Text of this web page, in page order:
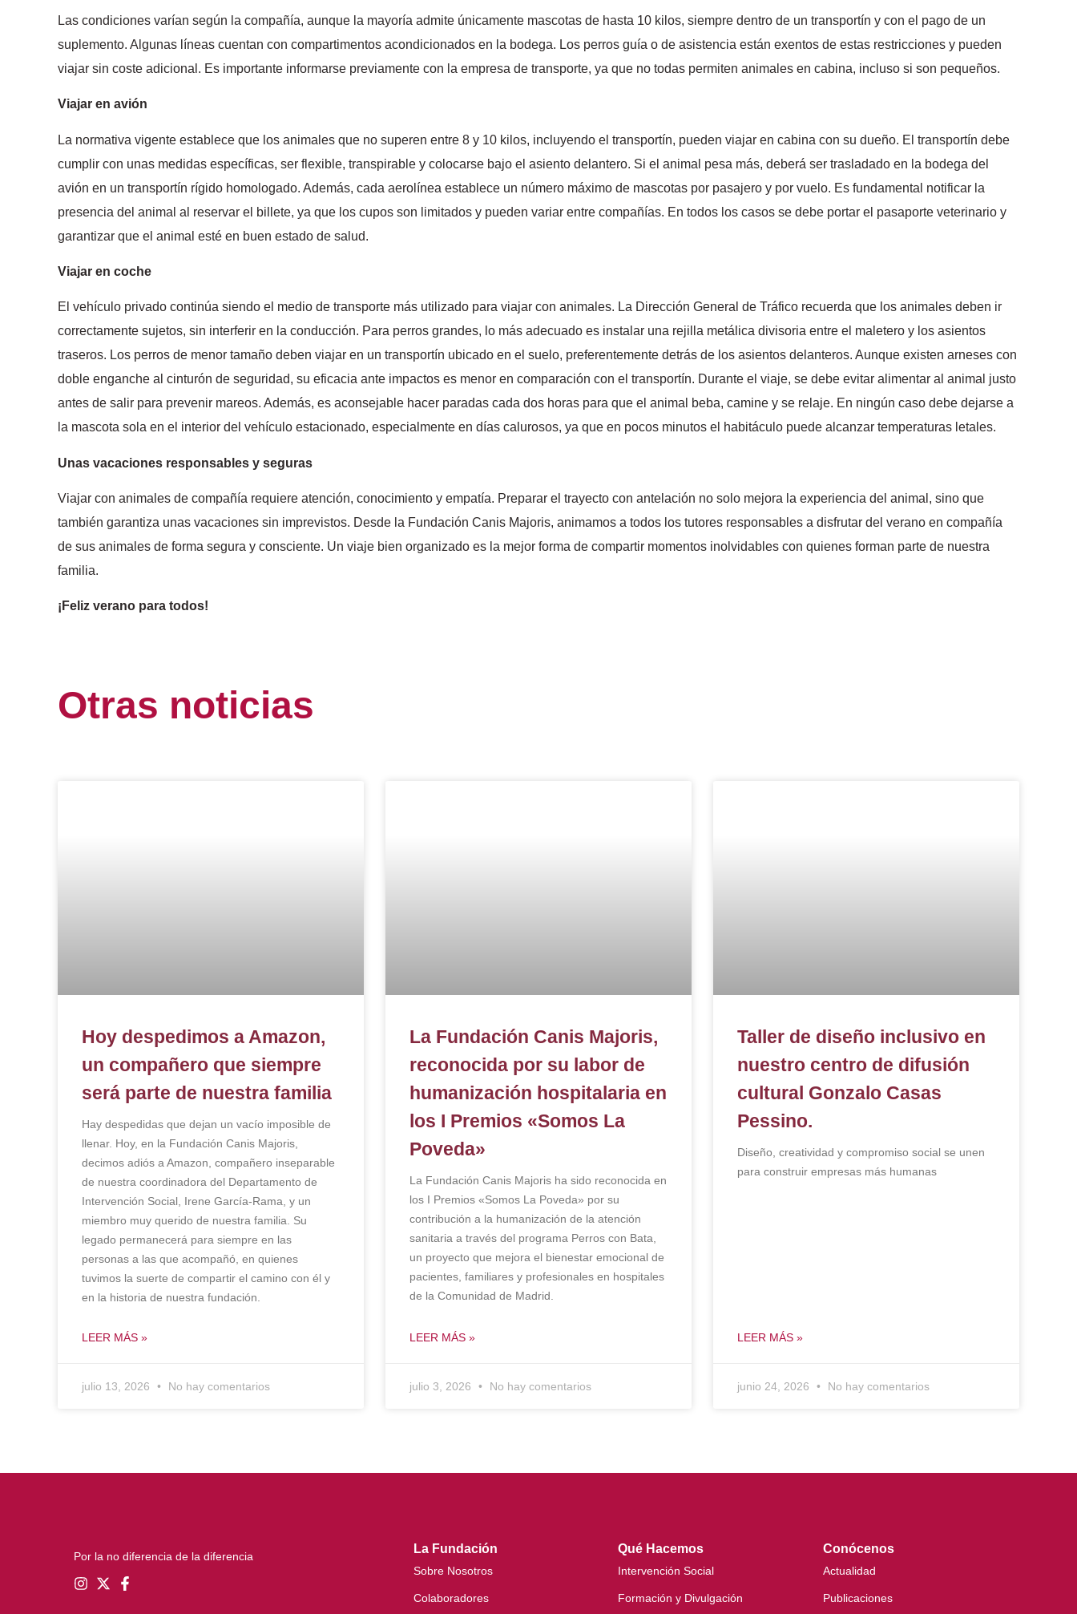
Las condiciones varían según la compañía, aunque la mayoría admite únicamente mascotas de hasta 10 kilos, siempre dentro de un transportín y con el pago de un
suplemento. Algunas líneas cuentan con compartimentos acondicionados en la bodega. Los perros guía o de asistencia están exentos de estas restricciones y pueden
viajar sin coste adicional. Es importante informarse previamente con la empresa de transporte, ya que no todas permiten animales en cabina, incluso si son pequeños.
Viajar en avión
La normativa vigente establece que los animales que no superen entre 8 y 10 kilos, incluyendo el transportín, pueden viajar en cabina con su dueño. El transportín debe
cumplir con unas medidas específicas, ser flexible, transpirable y colocarse bajo el asiento delantero. Si el animal pesa más, deberá ser trasladado en la bodega del
avión en un transportín rígido homologado. Además, cada aerolínea establece un número máximo de mascotas por pasajero y por vuelo. Es fundamental notificar la
presencia del animal al reservar el billete, ya que los cupos son limitados y pueden variar entre compañías. En todos los casos se debe portar el pasaporte veterinario y
garantizar que el animal esté en buen estado de salud.
Viajar en coche
El vehículo privado continúa siendo el medio de transporte más utilizado para viajar con animales. La Dirección General de Tráfico recuerda que los animales deben ir
correctamente sujetos, sin interferir en la conducción. Para perros grandes, lo más adecuado es instalar una rejilla metálica divisoria entre el maletero y los asientos
traseros. Los perros de menor tamaño deben viajar en un transportín ubicado en el suelo, preferentemente detrás de los asientos delanteros. Aunque existen arneses con
doble enganche al cinturón de seguridad, su eficacia ante impactos es menor en comparación con el transportín. Durante el viaje, se debe evitar alimentar al animal justo
antes de salir para prevenir mareos. Además, es aconsejable hacer paradas cada dos horas para que el animal beba, camine y se relaje. En ningún caso debe dejarse a
la mascota sola en el interior del vehículo estacionado, especialmente en días calurosos, ya que en pocos minutos el habitáculo puede alcanzar temperaturas letales.
Unas vacaciones responsables y seguras
Viajar con animales de compañía requiere atención, conocimiento y empatía. Preparar el trayecto con antelación no solo mejora la experiencia del animal, sino que
también garantiza unas vacaciones sin imprevistos. Desde la Fundación Canis Majoris, animamos a todos los tutores responsables a disfrutar del verano en compañía
de sus animales de forma segura y consciente. Un viaje bien organizado es la mejor forma de compartir momentos inolvidables con quienes forman parte de nuestra
familia.
¡Feliz verano para todos!
Otras noticias
Hoy despedimos a Amazon,
un compañero que siempre
será parte de nuestra familia
Hay despedidas que dejan un vacío imposible de
llenar. Hoy, en la Fundación Canis Majoris,
decimos adiós a Amazon, compañero inseparable
de nuestra coordinadora del Departamento de
Intervención Social, Irene García-Rama, y un
miembro muy querido de nuestra familia. Su
legado permanecerá para siempre en las
personas a las que acompañó, en quienes
tuvimos la suerte de compartir el camino con él y
en la historia de nuestra fundación.
LEER MÁS »
julio 13, 2026 No hay comentarios
La Fundación Canis Majoris,
reconocida por su labor de
humanización hospitalaria en
los I Premios «Somos La
Poveda»
La Fundación Canis Majoris ha sido reconocida en
los I Premios «Somos La Poveda» por su
contribución a la humanización de la atención
sanitaria a través del programa Perros con Bata,
un proyecto que mejora el bienestar emocional de
pacientes, familiares y profesionales en hospitales
de la Comunidad de Madrid.
LEER MÁS »
julio 3, 2026 No hay comentarios
Taller de diseño inclusivo en
nuestro centro de difusión
cultural Gonzalo Casas
Pessino.
Diseño, creatividad y compromiso social se unen
para construir empresas más humanas
LEER MÁS »
junio 24, 2026 No hay comentarios
Por la no diferencia de la diferencia
La Fundación
Sobre Nosotros
Colaboradores
Qué Hacemos
Intervención Social
Formación y Divulgación
Conócenos
Actualidad
Publicaciones